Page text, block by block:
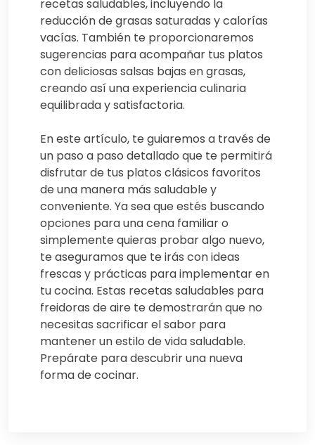
recetas saludables, incluyendo la
reducción de grasas saturadas y calorías
vacías. También te proporcionaremos
sugerencias para acompañar tus platos
con deliciosas salsas bajas en grasas,
creando así una experiencia culinaria
equilibrada y satisfactoria.
En este artículo, te guiaremos a través de
un paso a paso detallado que te permitirá
disfrutar de tus platos clásicos favoritos
de una manera más saludable y
conveniente. Ya sea que estés buscando
opciones para una cena familiar o
simplemente quieras probar algo nuevo,
te aseguramos que te irás con ideas
frescas y prácticas para implementar en
tu cocina. Estas recetas saludables para
freidoras de aire te demostrarán que no
necesitas sacrificar el sabor para
mantener un estilo de vida saludable.
Prepárate para descubrir una nueva
forma de cocinar.